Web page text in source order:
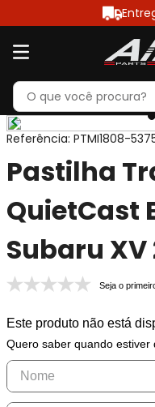
Referência: PTMI1808-
Pastilha
QuietCast
Subaru XV
Seja o
Este produto não está
Quero saber quando estiver